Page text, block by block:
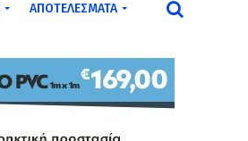
ΑΠΟΤΕΛΈΣΜΑΤΑ